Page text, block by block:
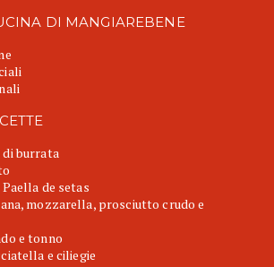
DI MANGIAREBENE
burrata
de setas
mozzarella, prosciutto crudo e
e tonno
e ciliegie